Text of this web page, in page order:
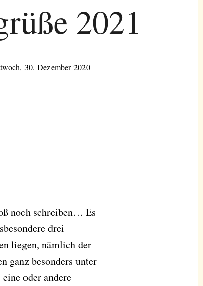
2021
30. Dezember 2020
noch schreiben… Es
drei
liegen, nämlich der
ganz besonders unter
oder andere